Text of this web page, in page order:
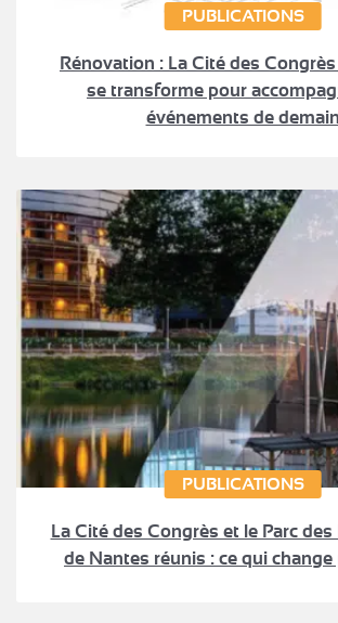
PUBLICATIONS
Rénovation : La Cité des
se transforme pour
événements de demain
PUBLICATIONS
La Cité des Congrès et le Parc
de Nantes réunis : ce qui